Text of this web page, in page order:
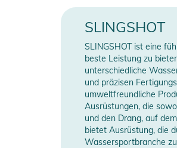
Manufacturer Information
SLINGSHOT
SLINGSHOT ist eine
beste Leistung zu
unterschiedliche
und präzisen
umweltfreundliche
Ausrüstungen, die
und den Drang, auf
bietet Ausrüstung, die
Wassersportbranche